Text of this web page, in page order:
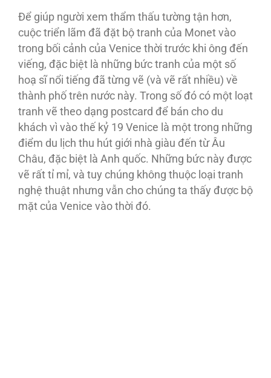
Để giúp người xem thẩm thấu tường tận hơn,
cuộc triển lãm đã đặt bộ tranh của Monet vào
trong bối cảnh của Venice thời trước khi ông đến
viếng, đặc biệt là những bức tranh của một số
hoạ sĩ nổi tiếng đã từng vẽ (và vẽ rất nhiều) về
thành phố trên nước này. Trong số đó có một loạt
tranh vẽ theo dạng postcard để bán cho du
khách vì vào thế kỷ 19 Venice là một trong những
điểm du lịch thu hút giới nhà giàu đến từ Âu
Châu, đặc biệt là Anh quốc. Những bức này được
vẽ rất tỉ mỉ, và tuy chúng không thuộc loại tranh
nghệ thuật nhưng vẫn cho chúng ta thấy được bộ
mặt của Venice vào thời đó.